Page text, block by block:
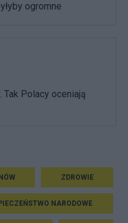
ogromne
Polacy oceniają
ZDROWIE
NARODOWE